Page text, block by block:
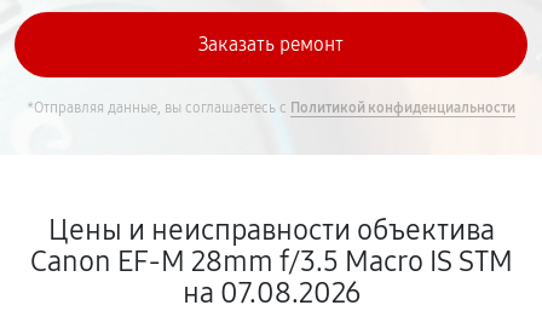
*Отправляя данные, вы соглашаетесь с Политикой конфиденциальности
Цены и неисправности объектива
Canon EF-M 28mm f/3.5 Macro IS STM
на 07.08.2026